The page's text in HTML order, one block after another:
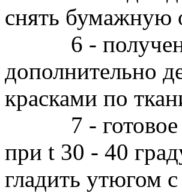
снять бумажную
6 -
дополнительно
красками по
7 - готовое
при t 30 - 40
гладить утюгом